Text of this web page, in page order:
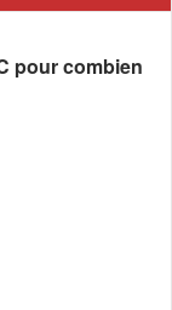
pour combien